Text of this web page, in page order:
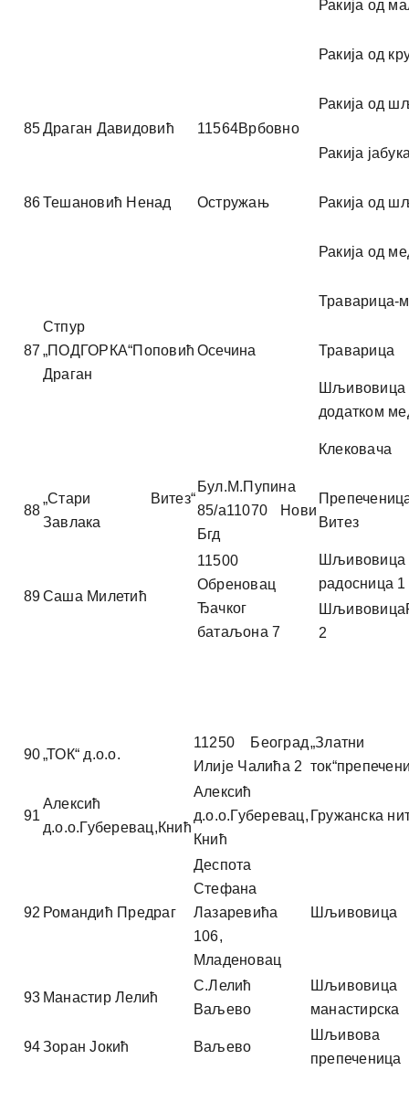
Ракија од
Ракија од
85Драган Давидовић 11564Врбовно
Ракија од
Ракија
86Тешановић Ненад Остружањ Ракија од
87
Стпур
„ПОДГОРКА“Поповић
Драган
Осечина
Ракија од
Траварица-
Траварица
додатком
Клековача
88
„Стари Витез“
Завлака
Бул.М.Пупина
85/а11070 Нови
Бгд
Витез
89Саша Милетић
11500
Обреновац
Ђачког
батаљона 7
Шљивовица
радосница 1
2
90„ТОК“ д.о.о.
11250 Београд
Илије Чалића 2
„Златни
91
Алексић
д.о.о.Губеревац,Кнић
Алексић
д.о.о.Губеревац,
Кнић
Гружанска
92 Романдић Предраг
Деспота
Стефана
Лазаревића
106,
Младеновац
Шљивовица
93 Манастир Лелић
С.Лелић
Ваљево
Шљивовица
манастирска
94Зоран Јокић Ваљево
Шљивова
препеченица